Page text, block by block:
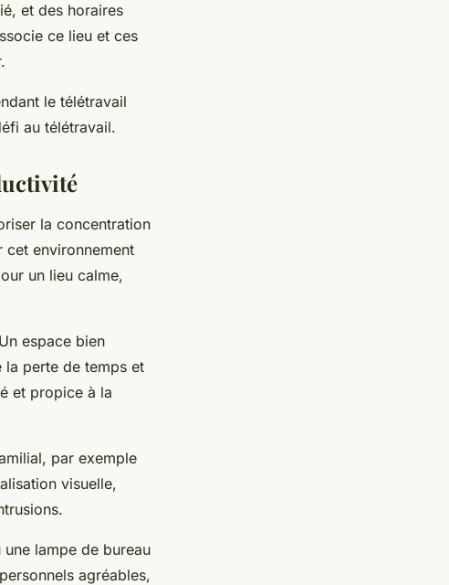
et des horaires
ce lieu et ces
le télétravail
au télétravail.
la concentration
environnement
un lieu calme,
espace bien
la perte de temps et
et propice à la
par exemple
visuelle,
lampe de bureau
agréables,